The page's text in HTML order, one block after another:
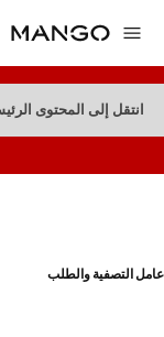
انتقل إلى المحتوى
عامل التصفية والطلب